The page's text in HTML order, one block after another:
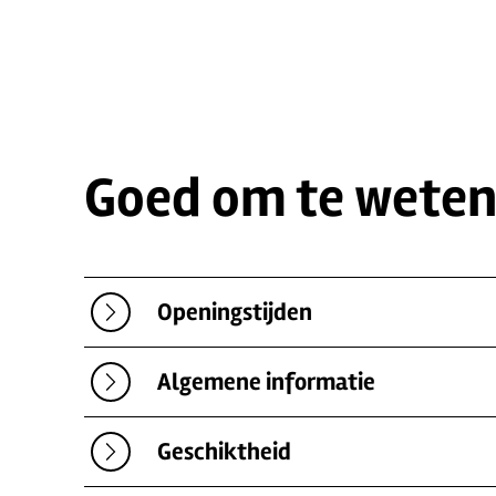
Goed om te weten
Openingstijden
Algemene informatie
Geschiktheid